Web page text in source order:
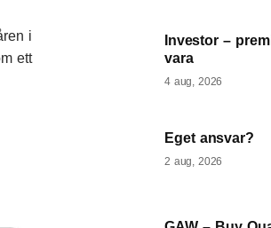
i
ett
Investor –
vara
4 aug, 2026
Eget ansvar?
2 aug, 2026